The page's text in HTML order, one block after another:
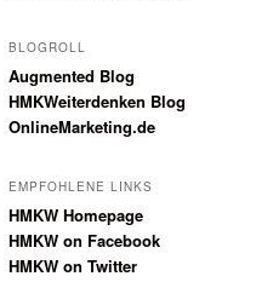
BLOGROLL
Augmented Blog
HMKWeiterdenken Blog
OnlineMarketing.de
EMPFOHLENE LINKS
HMKW Homepage
HMKW on Facebook
HMKW on Twitter